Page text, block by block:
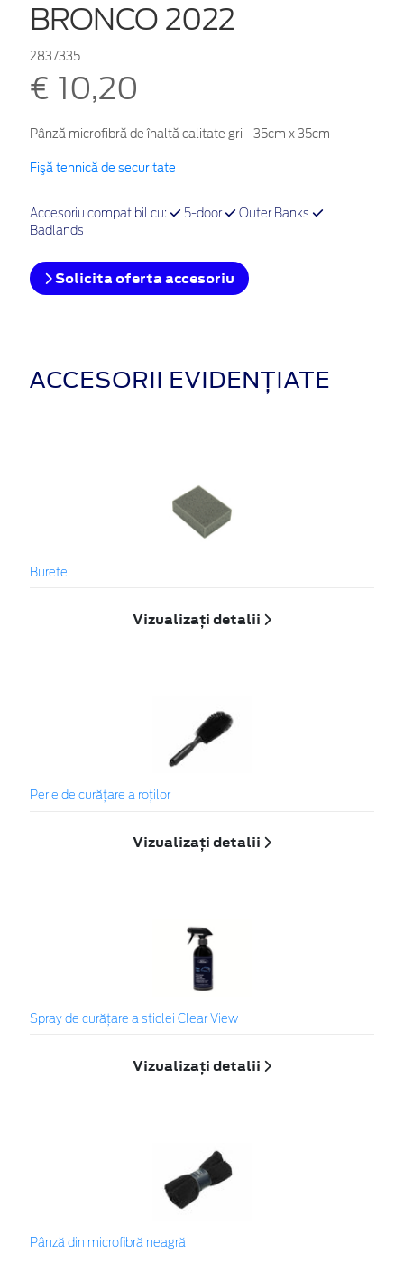
BRONCO 2022
2837335
€ 10,20
Pânză microfibră de înaltă calitate gri - 35cm x 35cm
Fişă tehnică de securitate
Accesoriu compatibil cu: 5-door
Outer Banks
Badlands
Solicita oferta accesoriu
ACCESORII EVIDENȚIATE
Burete
Vizualizați detalii
Perie de curățare a roților
Vizualizați detalii
Spray de curățare a sticlei Clear View
Vizualizați detalii
Pânză din microfibră neagră